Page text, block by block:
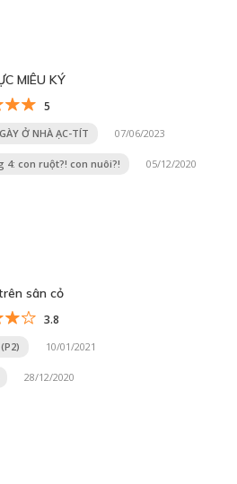
MIÊU KÝ
5
Ở NHÀ ẠC-TÍT 07/06/2023
4: con ruột?! con nuôi?! 05/12/2020
sân cỏ
3.8
10/01/2021
28/12/2020